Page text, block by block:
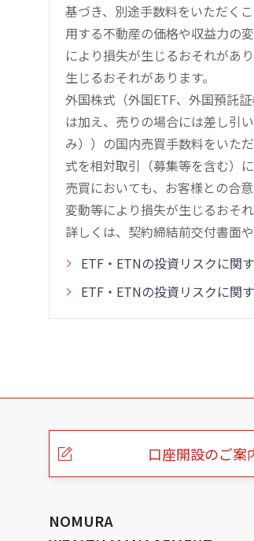
基づき、別途手数料をいただく
用する不動産の価格や収益力の
により損失が生じるおそれがあ
生じるおそれがあります。
外国株式（外国ETF、外国預託
は加え、売りの場合には差し引
み））の国内売買手数料をいた
式を相対取引（募集等を含む）
売買においても、お客様との合
変動等により損失が生じるおそれ
詳しくは、契約締結前交付書面
ETF・ETNの投資リスクに関
ETF・ETNの投資リスクに関
こ
口座開設のご案
NOMURA